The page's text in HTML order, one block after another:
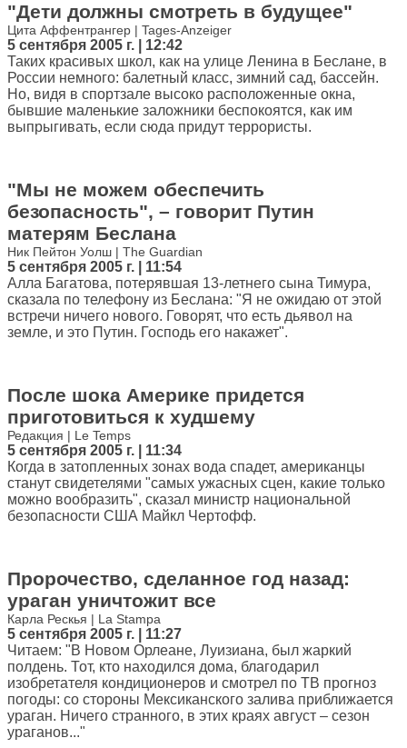
"Дети должны смотреть в будущее"
Цита Аффентрангер | Tages-Anzeiger
5 сентября 2005 г. | 12:42
Таких красивых школ, как на улице Ленина в Беслане, в
России немного: балетный класс, зимний сад, бассейн.
Но, видя в спортзале высоко расположенные окна,
бывшие маленькие заложники беспокоятся, как им
выпрыгивать, если сюда придут террористы.
"Мы не можем обеспечить
безопасность", – говорит Путин
матерям Беслана
Ник Пейтон Уолш | The Guardian
5 сентября 2005 г. | 11:54
Алла Багатова, потерявшая 13-летнего сына Тимура,
сказала по телефону из Беслана: "Я не ожидаю от этой
встречи ничего нового. Говорят, что есть дьявол на
земле, и это Путин. Господь его накажет".
После шока Америке придется
приготовиться к худшему
Редакция | Le Temps
5 сентября 2005 г. | 11:34
Когда в затопленных зонах вода спадет, американцы
станут свидетелями "самых ужасных сцен, какие только
можно вообразить", сказал министр национальной
безопасности США Майкл Чертофф.
Пророчество, сделанное год назад:
ураган уничтожит все
Карла Рескья | La Stampa
5 сентября 2005 г. | 11:27
Читаем: "В Новом Орлеане, Луизиана, был жаркий
полдень. Тот, кто находился дома, благодарил
изобретателя кондиционеров и смотрел по ТВ прогноз
погоды: со стороны Мексиканского залива приближается
ураган. Ничего странного, в этих краях август – сезон
ураганов..."